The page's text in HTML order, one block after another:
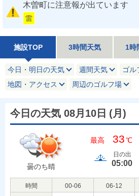
木曽町に注意報が出ています
雷
施設TOP 3時間天気 1時
今日・明日の天気 週間天気
ゴル
地図・アクセス
周辺のゴルフ場
今日の天気 08月10日 (月 )
曇のち晴
最高 33℃
日の出
05:00
時間 00-06 06-12